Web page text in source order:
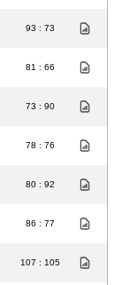
93 : 73
81 : 66
73 : 90
78 : 76
80 : 92
86 : 77
107 : 105